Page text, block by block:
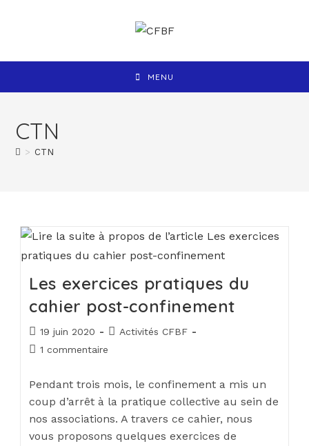
MENU
CTN
> CTN
Les exercices pratiques du
cahier post-confinement
19 juin 2020
Activités CFBF
1 commentaire
Pendant trois mois, le confinement a mis un
coup d’arrêt à la pratique collective au sein de
nos associations. A travers ce cahier, nous
vous proposons quelques exercices de